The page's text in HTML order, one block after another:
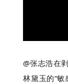
@张志浩在
林黛玉的“